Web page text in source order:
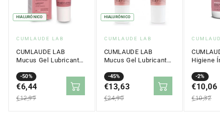
HIALURÓNICO
Proveedor:
CUMLAUDE LAB
CUMLAUDE LAB
Mucus Gel Lubricante
-50%
Precio
en
€6,44
Precio
regular
€12,99
HIALURÓNICO
Proveedor:
CUMLAUDE LAB
CUMLAUDE LAB
Mucus Gel Lubricante
-45%
Precio
en
€13,63
Precio
regular
€24,90
Higiene
-2%
Precio
en
€10,06
Precio
regular
€10,32